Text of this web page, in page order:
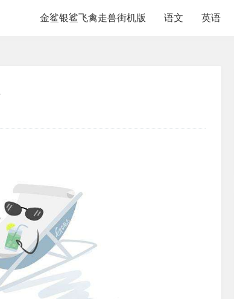
金鲨银鲨飞禽走兽街机版 语文 英语